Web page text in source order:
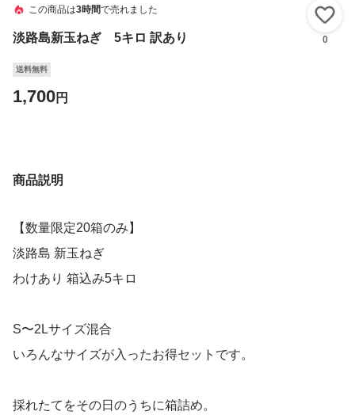
この商品は3時間で売れました
淡路島新玉ねぎ 5キロ 訳あり 0
送料無料
1,700円
商品説明
【数量限定20箱のみ】
淡路島 新玉ねぎ
わけあり 箱込み5キロ
S〜2Lサイズ混合
いろんなサイズが入ったお得セットです。
採れたてをその日のうちに箱詰め。